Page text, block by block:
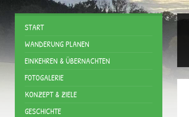
START
WANDERUNG PLANEN
EINKEHREN & ÜBERNACHTEN
FOTOGALERIE
KONZEPT & ZIELE
GESCHICHTE